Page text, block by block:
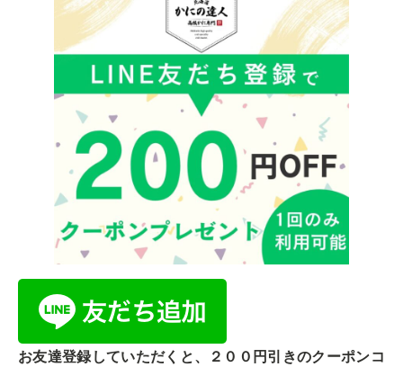
お友達登録していただくと、２００円引きのクーポンコ